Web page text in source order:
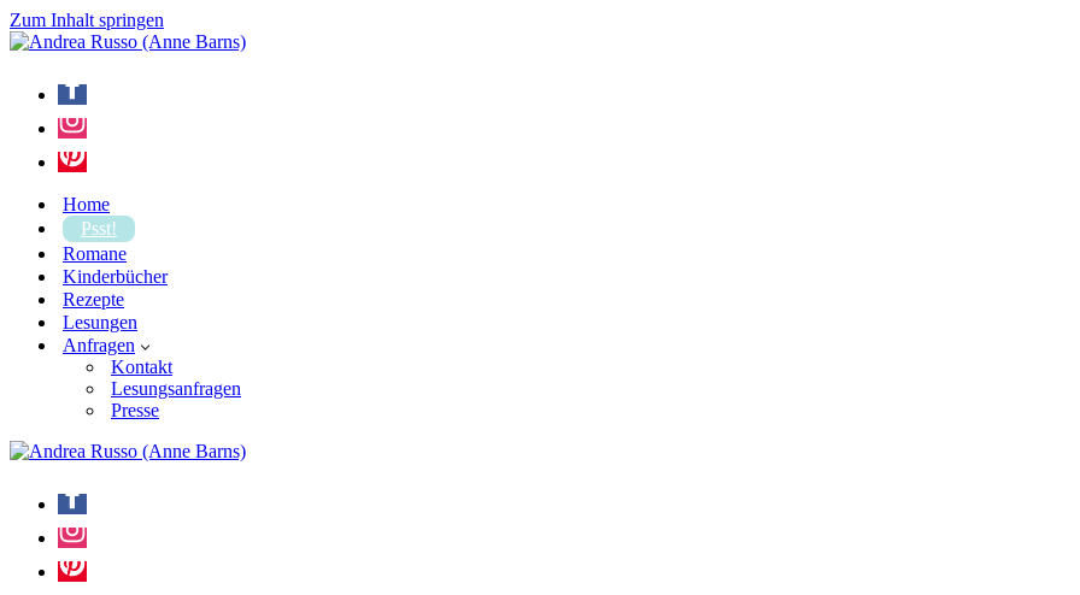
Zum Inhalt springen
Home
Psst!
Romane
Kinderbücher
Rezepte
Lesungen
Anfragen
Kontakt
Lesungsanfragen
Presse